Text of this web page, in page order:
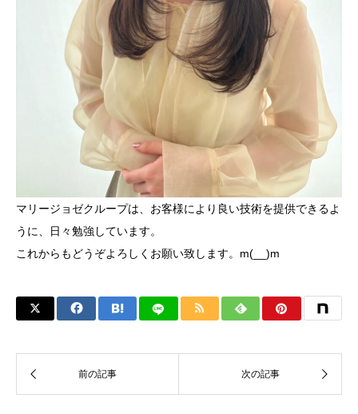
マリージョゼクループは、お客様により良い技術を提供できるよ
うに、日々勉強しています。
これからもどうぞよろしくお願い致します。m(__)m